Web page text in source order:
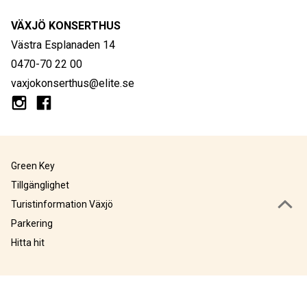
VÄXJÖ KONSERTHUS
Västra Esplanaden 14
0470-70 22 00
vaxjokonserthus@elite.se
Green Key
Tillgänglighet
Turistinformation Växjö
Parkering
Hitta hit